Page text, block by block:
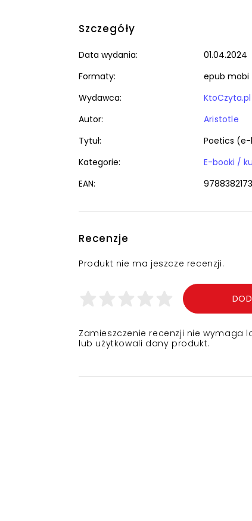
Szczegóły
Data wydania:
01.04.2024
Formaty:
epub mobi
Wydawca:
KtoCzyta.pl
Autor:
Aristotle
Tytuł:
Poetics
Kategorie:
E-booki /
EAN:
Recenzje
Produkt nie ma jeszcze recenzji.
Zamieszczenie recenzji nie wymaga
lub użytkowali dany produkt.